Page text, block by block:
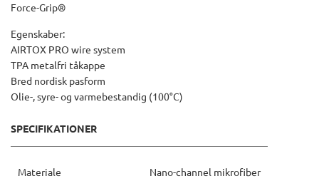
Force-Grip®
Egenskaber:
AIRTOX PRO wire system
TPA metalfri tåkappe
Bred nordisk pasform
Olie-, syre- og varmebestandig (100°C)
SPECIFIKATIONER
Materiale Nano-channel mikrofiber